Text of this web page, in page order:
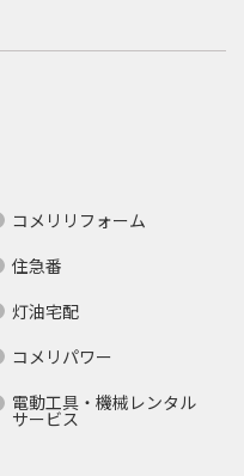
コメリリフォーム
住急番
灯油宅配
コメリパワー
電動工具・機械レンタル
サービス